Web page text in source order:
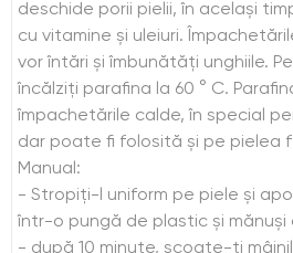
deschide porii pielii, în același
cu vitamine și uleiuri.
vor întări și îmbunătăți unghiile.
încălziți parafina la 60 ° C.
împachetările calde, în special
dar poate fi folosită și pe pielea
Manual:
- Stropiți-l uniform pe piele și
într-o pungă de plastic și mănuși
- după 10 minute, scoate-ți